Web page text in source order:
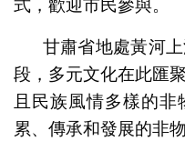
式，歡迎市民參與。
甘肅省地處黃河
段，多元文化在此匯
且民族風情多樣的
累、傳承和發展的非